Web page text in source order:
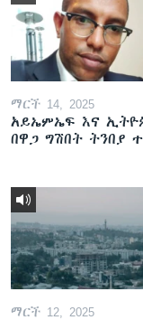
ማርች 14, 2025
አይኤምኤፍ እና
በዋጋ ግሽበት ትንበያ
ማርች 12, 2025